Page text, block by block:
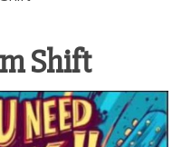
Shift